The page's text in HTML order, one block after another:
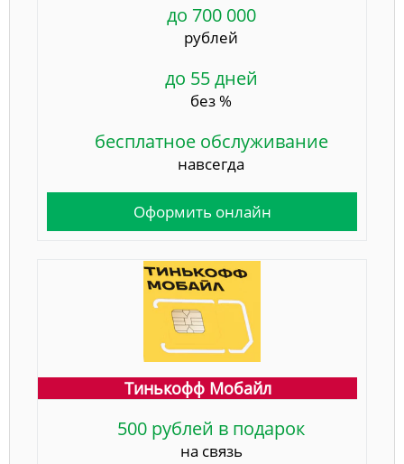
до 700 000
рублей
до 55 дней
без %
бесплатное обслуживание
навсегда
Оформить онлайн
Тинькофф Мобайл
500 рублей в подарок
на связь